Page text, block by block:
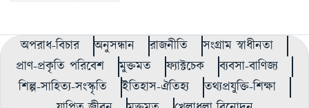
অপরাধ-বিচার অনুসন্ধান রাজনীতি
সংগ্রাম স্বাধীনতা
প্রাণ-প্রকৃতি পরিবেশ
মুক্তমত ফ্যাক্টচেক
ব্যবসা-বাণিজ্য
শিল্প-সাহিত্য-সংস্কৃতি
ইতিহাস-ঐতিহ্য
তথ্যপ্রযুক্তি-শিক্ষা